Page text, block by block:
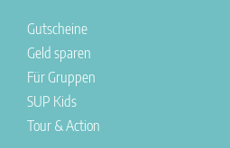
Gutscheine
Geld sparen
Für Gruppen
SUP Kids
Tour & Action